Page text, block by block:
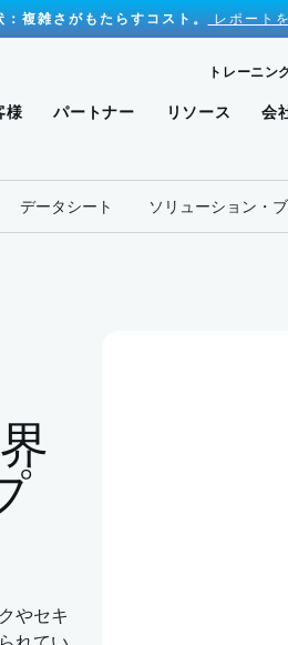
複雑さがもたらすコスト。 レポート
トレーニン
様 パートナー リソース 会
データシート ソリューション・
やセキ